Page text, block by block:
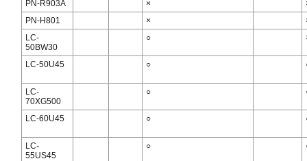
PN-R903A
×
PN-H801
×
LC-
50BW30
○
LC-50U45 ○
LC-
70XG500
○
LC-60U45 ○
LC-
55US45
○